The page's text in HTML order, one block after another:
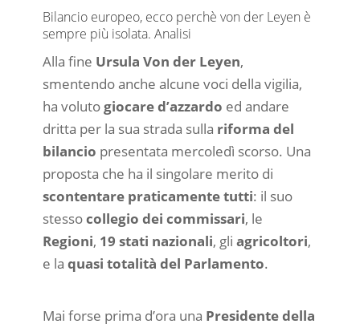
Bilancio europeo, ecco perchè von der Leyen è
sempre più isolata. Analisi
Alla fine Ursula Von der Leyen,
smentendo anche alcune voci della vigilia,
ha volutogiocare d’azzardo ed andare
dritta per la sua strada sulla riforma del
bilancio presentata mercoledì scorso. Una
proposta che ha il singolare merito di
scontentare praticamente tutti: il suo
stessocollegio dei commissari, le
Regioni, 19 stati nazionali, gli agricoltori,
e la quasi totalità del Parlamento.
Mai forse prima d’ora una Presidente della